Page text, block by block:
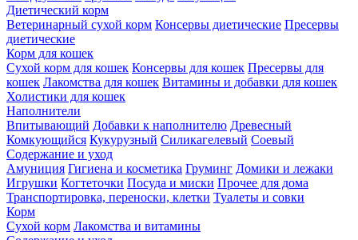
Диетический корм
Ветеринарный сухой корм Консервы диетические Пресервы
диетические
Корм для кошек
Сухой корм для кошек Консервы для кошек Пресервы для
кошек Лакомства для кошек Витамины и добавки для кошек
Холистики для кошек
Наполнители
Впитывающий Добавки к наполнителю Древесный
Комкующийся Кукурузный Силикагелевый Соевый
Содержание и уход
Амуниция Гигиена и косметика Груминг Домики и лежаки
Игрушки Когтеточки Посуда и миски Прочее для дома
Транспортировка, переноски, клетки Туалеты и совки
Корм
Сухой корм Лакомства и витамины